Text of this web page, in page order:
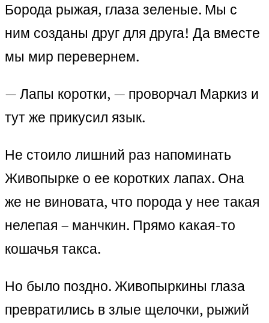
Борода рыжая, глаза зеленые. Мы с
ним созданы друг для друга! Да вместе
мы мир перевернем.
— Лапы коротки, — проворчал Маркиз и
тут же прикусил язык.
Не стоило лишний раз напоминать
Живопырке о ее коротких лапах. Она
же не виновата, что порода у нее такая
нелепая – манчкин. Прямо какая-то
кошачья такса.
Но было поздно. Живопыркины глаза
превратились в злые щелочки, рыжий